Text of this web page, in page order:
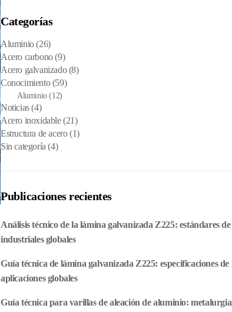
Categorías
Aluminio(26)
Acero carbono(9)
Acero galvanizado(8)
Conocimiento(59)
Aluminio(12)
Noticias(4)
Acero inoxidable(21)
Estructura de acero(1)
Sin categoría (4)
Publicaciones recientes
Análisis técnico de la lámina galvanizada Z225: estándares
industriales globales
Guía técnica de lámina galvanizada Z225: especificaciones
aplicaciones globales
Guía técnica para varillas de aleación de aluminio: